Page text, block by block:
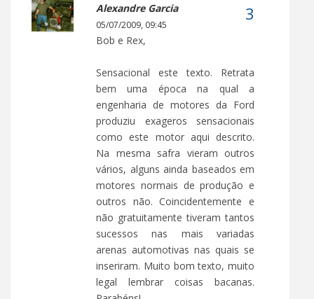
Alexandre Garcia
05/07/2009, 09:45
Bob e Rex,
Sensacional este texto. Retrata
bem uma época na qual a
engenharia de motores da Ford
produziu exageros sensacionais
como este motor aqui descrito.
Na mesma safra vieram outros
vários, alguns ainda baseados em
motores normais de produção e
outros não. Coincidentemente e
não gratuitamente tiveram tantos
sucessos nas mais variadas
arenas automotivas nas quais se
inseriram. Muito bom texto, muito
legal lembrar coisas bacanas.